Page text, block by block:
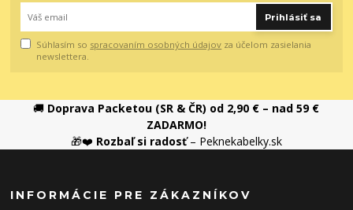
Prihlásiť sa
Súhlasím so spracovaním osobných údajov za účelom zasielania
newslettera.
🚚 Doprava Packetou (SR & ČR) od 2,90 € – nad 59 €
ZADARMO!
🎁❤️ Rozbaľ si radosť– Peknekabelky.sk
INFORMÁCIE PRE ZÁKAZNÍKOV